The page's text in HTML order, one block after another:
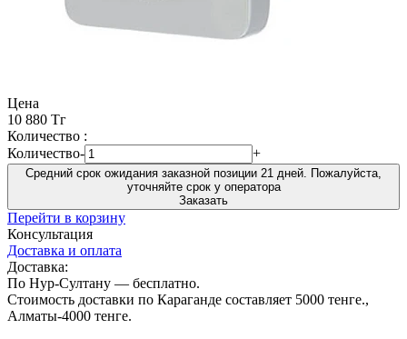
Цена
10 880 Тг
Количество :
Количество- +
Средний срок ожидания заказной позиции 21 дней. Пожалуйста,
уточняйте срок у оператора
Заказать
Перейти в корзину
Консультация
Доставка и оплата
Доставка:
По Нур-Султану — бесплатно.
Стоимость доставки по Караганде составляет 5000 тенге.,
Алматы-4000 тенге.